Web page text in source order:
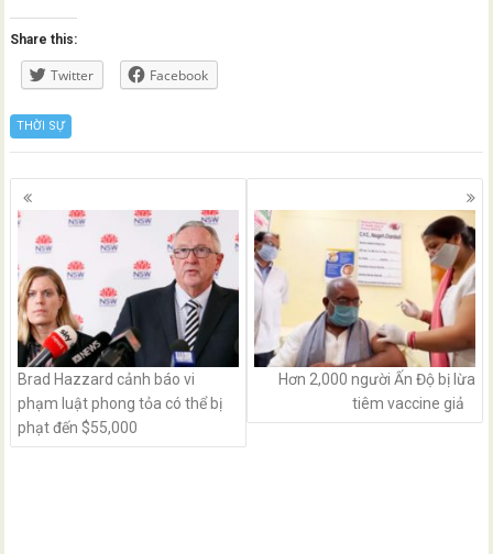
Share this:
Twitter Facebook
THỜI SỰ
Posts
navigation
Brad Hazzard cảnh báo vi
phạm luật phong tỏa có thể bị
phạt đến $55,000
Hơn 2,000 người Ấn Độ bị lừa
tiêm vaccine giả